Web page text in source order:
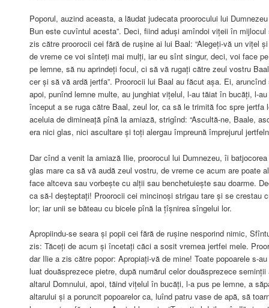
Poporul, auzind aceasta, a lăudat judecata proorocului lui
Bun este cuvîntul acesta”. Deci, fiind aduși amîndoi vițeii în
zis către proorocii cei fără de rușine ai lui Baal: “Alegeți-vă un vițel
de vreme ce voi sînteți mai mulți, iar eu sînt singur, deci, voi face
pe lemne, să nu aprindeți focul, ci să vă rugați către zeul vostru
cer și să vă ardă jertfa”. Proorocii lui Baal au făcut așa. Ei,
apoi, punînd lemne multe, au junghiat vițelul, l-au tăiat în bucăți, l-
început a se ruga către Baal, zeul lor, ca să le trimită foc spre jertfa
aceluia de dimineață pînă la amiază, strigînd: “Ascultă-ne, Baale,
era nici glas, nici ascultare și toți alergau împreună împrejurul
Dar cînd a venit la amiază Ilie, proorocul lui Dumnezeu, îi
glas mare ca să vă audă zeul vostru, de vreme ce acum are poate
face altceva sau vorbește cu alții sau benchetuiește sau doarme.
ca să-l deșteptați! Proorocii cei mincinoși strigau tare și se crestau
lor; iar unii se băteau cu bicele pînă la țîșnirea sîngelui lor.
Apropiindu-se seara și popii cei fără de rușine nesporind nimic,
zis: Tăceți de acum și încetați căci a sosit vremea jertfei mele.
dar Ilie a zis către popor: Apropiați-vă de mine! Toate popoarele s-
luat douăsprezece pietre, după numărul celor douăsprezece
altarul Domnului, apoi, tăind vițelul în bucăți, l-a pus pe lemne, a
altarului și a poruncit popoarelor ca, luînd patru vase de apă, să